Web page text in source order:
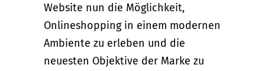
Website nun die Möglichkeit,
Onlineshopping in einem modernen
Ambiente zu erleben und die
neuesten Objektive der Marke zu